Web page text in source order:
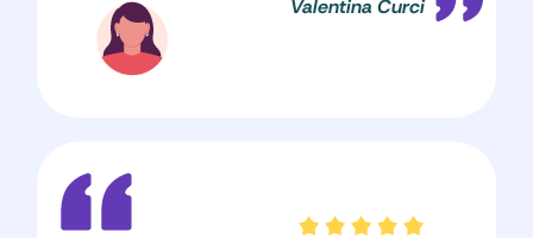
Valentina Curci